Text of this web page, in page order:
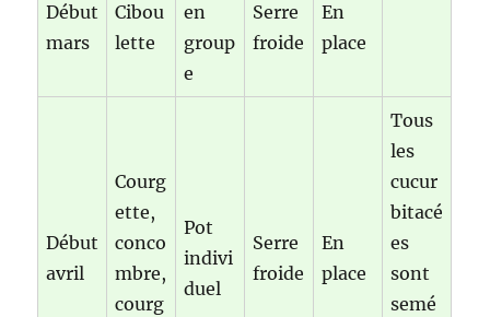
Début
mars
Cibou
lette
en
group
e
Serre
froide
En
place
Début
avril
Courg
ette,
conco
mbre,
courg
Pot
indivi
duel
Serre
froide
En
place
Tous
les
cucur
bitacé
es
sont
semé